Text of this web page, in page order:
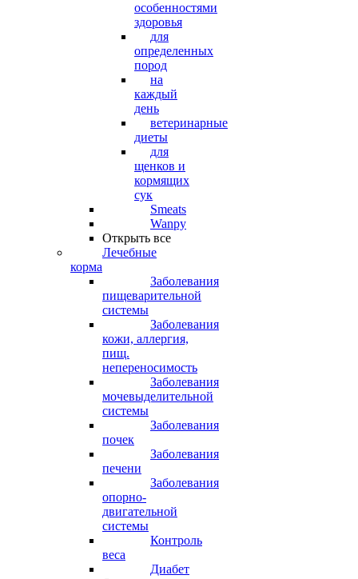
особенностями
здоровья
для
определенных
пород
на
каждый
день
ветеринарные
диеты
для
щенков и
кормящих
сук
Smeats
Wanpy
Открыть все
Лечебные
корма
Заболевания
пищеварительной
системы
Заболевания
кожи, аллергия,
пищ.
непереносимость
Заболевания
мочевыделительной
системы
Заболевания
почек
Заболевания
печени
Заболевания
опорно-
двигательной
системы
Контроль
веса
Диабет